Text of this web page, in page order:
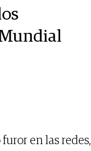
en las redes,